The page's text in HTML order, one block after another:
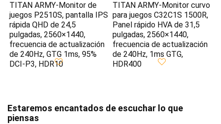
TITAN ARMY-Monitor de
juegos P2510S, pantalla IPS
rápida QHD de 24,5
pulgadas, 2560×1440,
frecuencia de actualización
de 240Hz, GTG 1ms, 95%
DCI-P3, HDR10
TITAN ARMY-Monitor curvo
para juegos C32C1S 1500R,
Panel rápido HVA de 31,5
pulgadas, 2560×1440,
frecuencia de actualización
de 240Hz, 1ms GTG,
HDR400
Estaremos encantados de escuchar lo que
piensas